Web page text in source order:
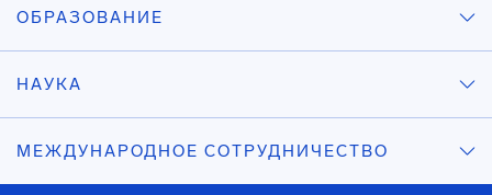
ОБРАЗОВАНИЕ
НАУКА
МЕЖДУНАРОДНОЕ СОТРУДНИЧЕСТВО